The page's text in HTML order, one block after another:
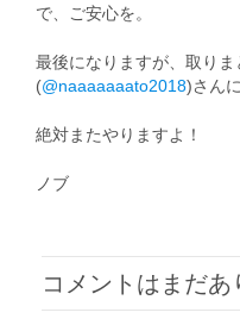
で、ご安心を。
最後になりますが、取り
(@naaaaaaato2018)さん
絶対またやりますよ！
ノブ
コメントはまだあ